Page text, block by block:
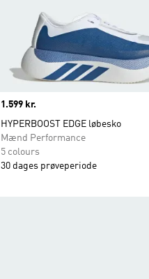
Price
1.599 kr.
HYPERBOOST EDGE løbesko
Mænd Performance
5 colours
30 dages prøveperiode